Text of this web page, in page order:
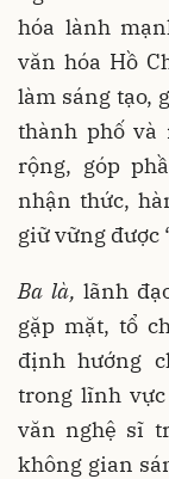
hóa lành
văn hóa Hồ
làm sáng tạo,
thành phố và
rộng, góp
nhận thức,
giữ vững được
Ba là, lãnh
gặp mặt, tổ
định hướng
trong lĩnh
văn nghệ sĩ
không gian